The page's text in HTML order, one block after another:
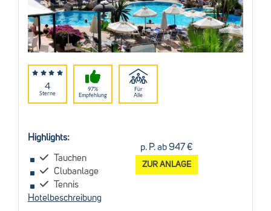
4
Sterne
97%
Empfehlung
Für
Alle
Highlights:
Tauchen
Clubanlage
Tennis
Hotelbeschreibung
p. P. ab 947 €
ZUR ANLAGE